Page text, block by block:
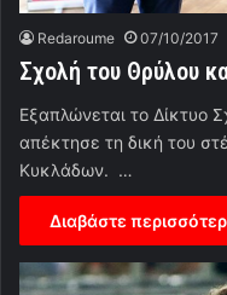
Redaroume 07/10/2017
Σχολή του Θρύλου
Εξαπλώνεται το Δίκτυο
απέκτησε τη δική του
Κυκλάδων. …
Διαβάστε